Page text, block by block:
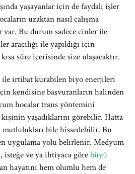
yaşayanlar için de faydalı işler
uzaktan nasıl çalışma
var. Bu durum sadece cinler ile
aracılığı ile yapıldığı için
süre içerisinde size ulaşacaktır.
ile irtibat kurabilen biyo enerjileri
kendisine başvuranların halinden
hocalar trans yöntemini
yaşadıklarını görebilir. Hatta
mutlulukları bile hissedebilir. Bu
uygulama yolu belirlenir. Medyum
ve ya ihtiyaca görebüyü
hayatını hem olumlu hem de